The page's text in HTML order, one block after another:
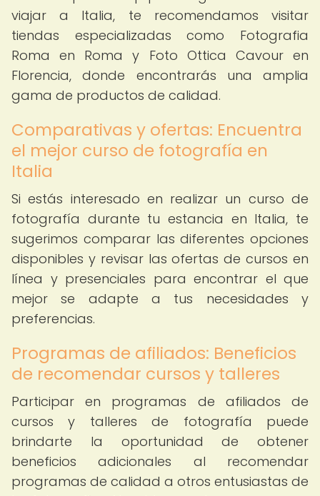
viajar a Italia, te recomendamos visitar
tiendas especializadas como Fotografia
Roma en Roma y Foto Ottica Cavour en
Florencia, donde encontrarás una amplia
gama de productos de calidad.
Comparativas y ofertas: Encuentra
el mejor curso de fotografía en
Italia
Si estás interesado en realizar un curso de
fotografía durante tu estancia en Italia, te
sugerimos comparar las diferentes opciones
disponibles y revisar las ofertas de cursos en
línea y presenciales para encontrar el que
mejor se adapte a tus necesidades y
preferencias.
Programas de afiliados: Beneficios
de recomendar cursos y talleres
Participar en programas de afiliados de
cursos y talleres de fotografía puede
brindarte la oportunidad de obtener
beneficios adicionales al recomendar
programas de calidad a otros entusiastas de